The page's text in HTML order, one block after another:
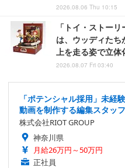
2026.08.06 Thu 10:15
「トイ・ストー
は、ウッディたち
上を走る姿で立体
2026.08.07 Fri 03:40
「ポテンシャル採用」未経
動画を制作する編集スタッフ
株式会社RIOT GROUP
神奈川県
月給26万円～50万円
正社員